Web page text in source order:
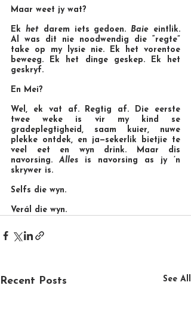
Maar weet jy wat?
Ek het darem iets gedoen. Baie eintlik.
Al was dit nie noodwendig die “regte”
take op my lysie nie. Ek het vorentoe
beweeg. Ek het dinge geskep. Ek het
geskryf.
En Mei?
Wel, ek vat af. Regtig af. Die eerste
twee weke is vir my kind se
gradeplegtigheid, saam kuier, nuwe
plekke ontdek, en ja—sekerlik bietjie te
veel eet en wyn drink. Maar dis
navorsing. Alles is navorsing as jy ’n
skrywer is.
Selfs die wyn.
Verál die wyn.
Recent Posts See All